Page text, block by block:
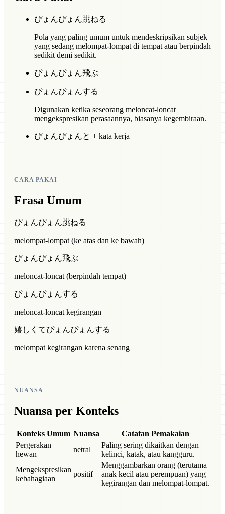
ぴょんぴょん跳ねる
Pola yang paling umum untuk mendeskripsikan subjek
yang sedang melompat-lompat di tempat atau berpindah
sedikit demi sedikit.
ぴょんぴょん飛ぶ
ぴょんぴょんする
Digunakan ketika seseorang meloncat-loncat
mengekspresikan perasaannya, biasanya kegembiraan.
ぴょんぴょんと + kata kerja
CARA PAKAI
Frasa Umum
ぴょんぴょん跳ねる
melompat-lompat (ke atas dan ke bawah)
ぴょんぴょん飛ぶ
meloncat-loncat (berpindah tempat)
ぴょんぴょんする
meloncat-loncat kegirangan
嬉しくてぴょんぴょんする
melompat kegirangan karena senang
NUANSA
Nuansa per Konteks
Konteks Umum Nuansa
Catatan Pemakaian
Pergerakan
hewan
netral
Paling sering dikaitkan dengan
kelinci, katak, atau kangguru.
Mengekspresikan
kebahagiaan
positif
Menggambarkan orang (terutama
anak kecil atau perempuan) yang
kegirangan dan melompat-lompat.